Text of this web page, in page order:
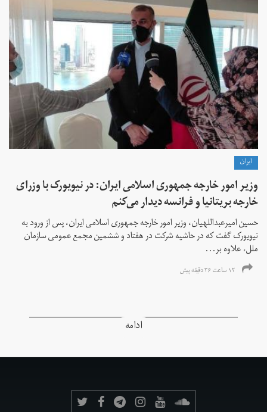
ايران
وزیر امور خارجه جمهوری اسلامی ایران: در نیویورک با وزرای
خارجه بریتانیا و فرانسه دیدار می‌کنم
حسین امیرعبداللهیان، وزیر امور خارجه جمهوری اسلامی ایران، پس از ورود به
نیویورک گفت که در حاشیه شرکت در هفتاد و ششمین مجمع عمومی سازمان
ملل، علاوه بر...
۱۲ ساعت ۳۶ دقیقه پیش
ادامه